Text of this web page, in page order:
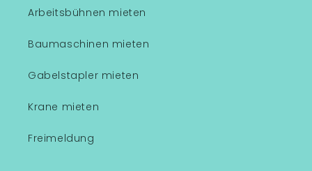
Arbeitsbühnen mieten
Baumaschinen mieten
Gabelstapler mieten
Krane mieten
Freimeldung